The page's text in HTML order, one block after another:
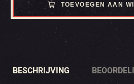
TOEVOEGEN AAN
BESCHRIJVING